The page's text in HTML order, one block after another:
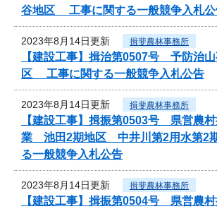
谷地区 工事に関する一般競争入札公
2023年8月14日更新 揖斐農林事務所
【建設工事】揖治第0507号 予防治
区 工事に関する一般競争入札公告
2023年8月14日更新 揖斐農林事務所
【建設工事】揖振第0503号 県営農
業 池田2期地区 中井川第2用水第2
る一般競争入札公告
2023年8月14日更新 揖斐農林事務所
【建設工事】揖振第0504号 県営農